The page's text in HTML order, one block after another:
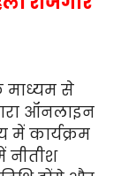
माध्यम से
ऑनलाइन
में कार्यक्रम
नीतीश